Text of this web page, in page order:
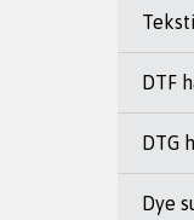
DTF
DTG
Dye